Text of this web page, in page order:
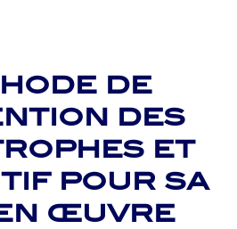
de
des
et
pour sa
œuvre